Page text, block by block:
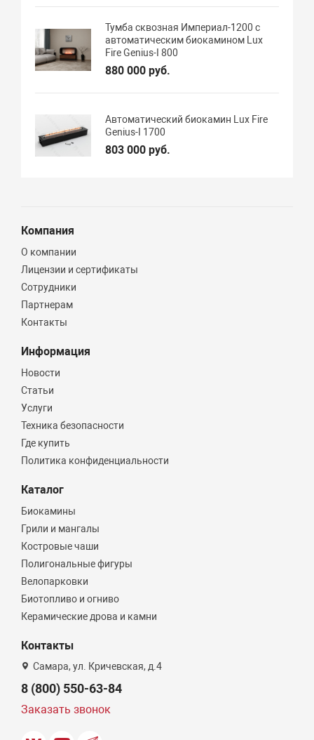
Тумба сквозная Империал-1200 с
автоматическим биокамином Lux
Fire Genius-I 800
880 000 руб.
Автоматический биокамин Lux Fire
Genius-I 1700
803 000 руб.
Компания
О компании
Лицензии и сертификаты
Сотрудники
Партнерам
Контакты
Информация
Новости
Статьи
Услуги
Техника безопасности
Где купить
Политика конфиденциальности
Каталог
Биокамины
Грили и мангалы
Костровые чаши
Полигональные фигуры
Велопарковки
Биотопливо и огниво
Керамические дрова и камни
Контакты
Самара, ул. Кричевская, д.4
8 (800) 550-63-84
Заказать звонок